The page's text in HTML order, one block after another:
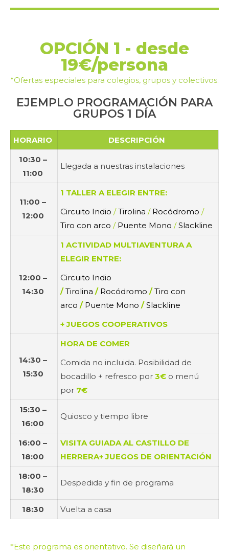
OPCIÓN 1 - desde
19€/persona
*Ofertas especiales para colegios, grupos y colectivos.
EJEMPLO PROGRAMACIÓN PARA
GRUPOS 1 DÍA
HORARIO
DESCRIPCIÓN
10:30 –
11:00
Llegada a nuestras instalaciones
11:00 –
12:00
1 TALLER A ELEGIR ENTRE:
Circuito Indio /Tirolina /Rocódromo /
Tiro con arco /Puente Mono /Slackline
12:00 –
14:30
1 ACTIVIDAD MULTIAVENTURA A
ELEGIR ENTRE:
Circuito Indio
/Tirolina / Rocódromo /Tiro con
arco / Puente Mono /Slackline
+ JUEGOS COOPERATIVOS
14:30 –
15:30
HORA DE COMER
Comida no incluida. Posibilidad de
bocadillo + refresco por 3€ o menú
por 7€
15:30 –
16:00
Quiosco y tiempo libre
16:00 –
18:00
VISITA GUIADA AL CASTILLO DE
HERRERA+ JUEGOS DE ORIENTACIÓN
18:00 –
18:30
Despedida y fin de programa
18:30 Vuelta a casa
*Este programa es orientativo. Se diseñará un